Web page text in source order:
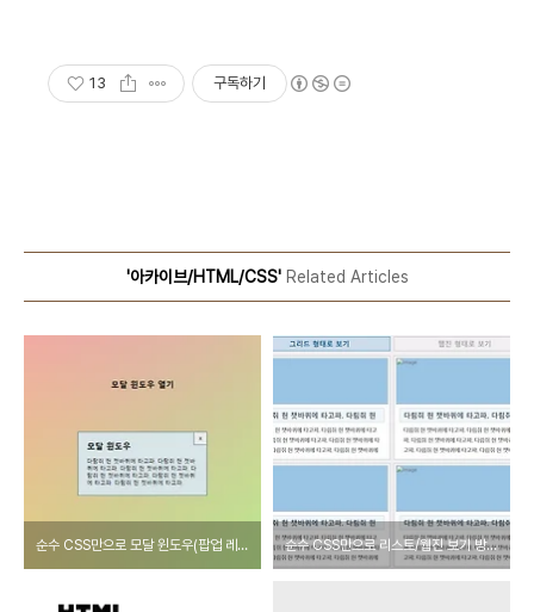
13 구독하기
'아카이브/HTML/CSS'Related Articles
순수 CSS만으로 모달 윈도우(팝업 레이어) 만들기 순수 CSS만으로 리스트/웹진 보기 방식 전환 스위치 만들기